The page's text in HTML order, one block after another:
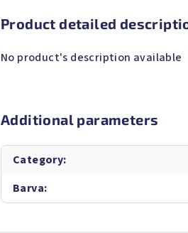
Product detailed
No product's description available
Additional parameters
Category:
Barva: